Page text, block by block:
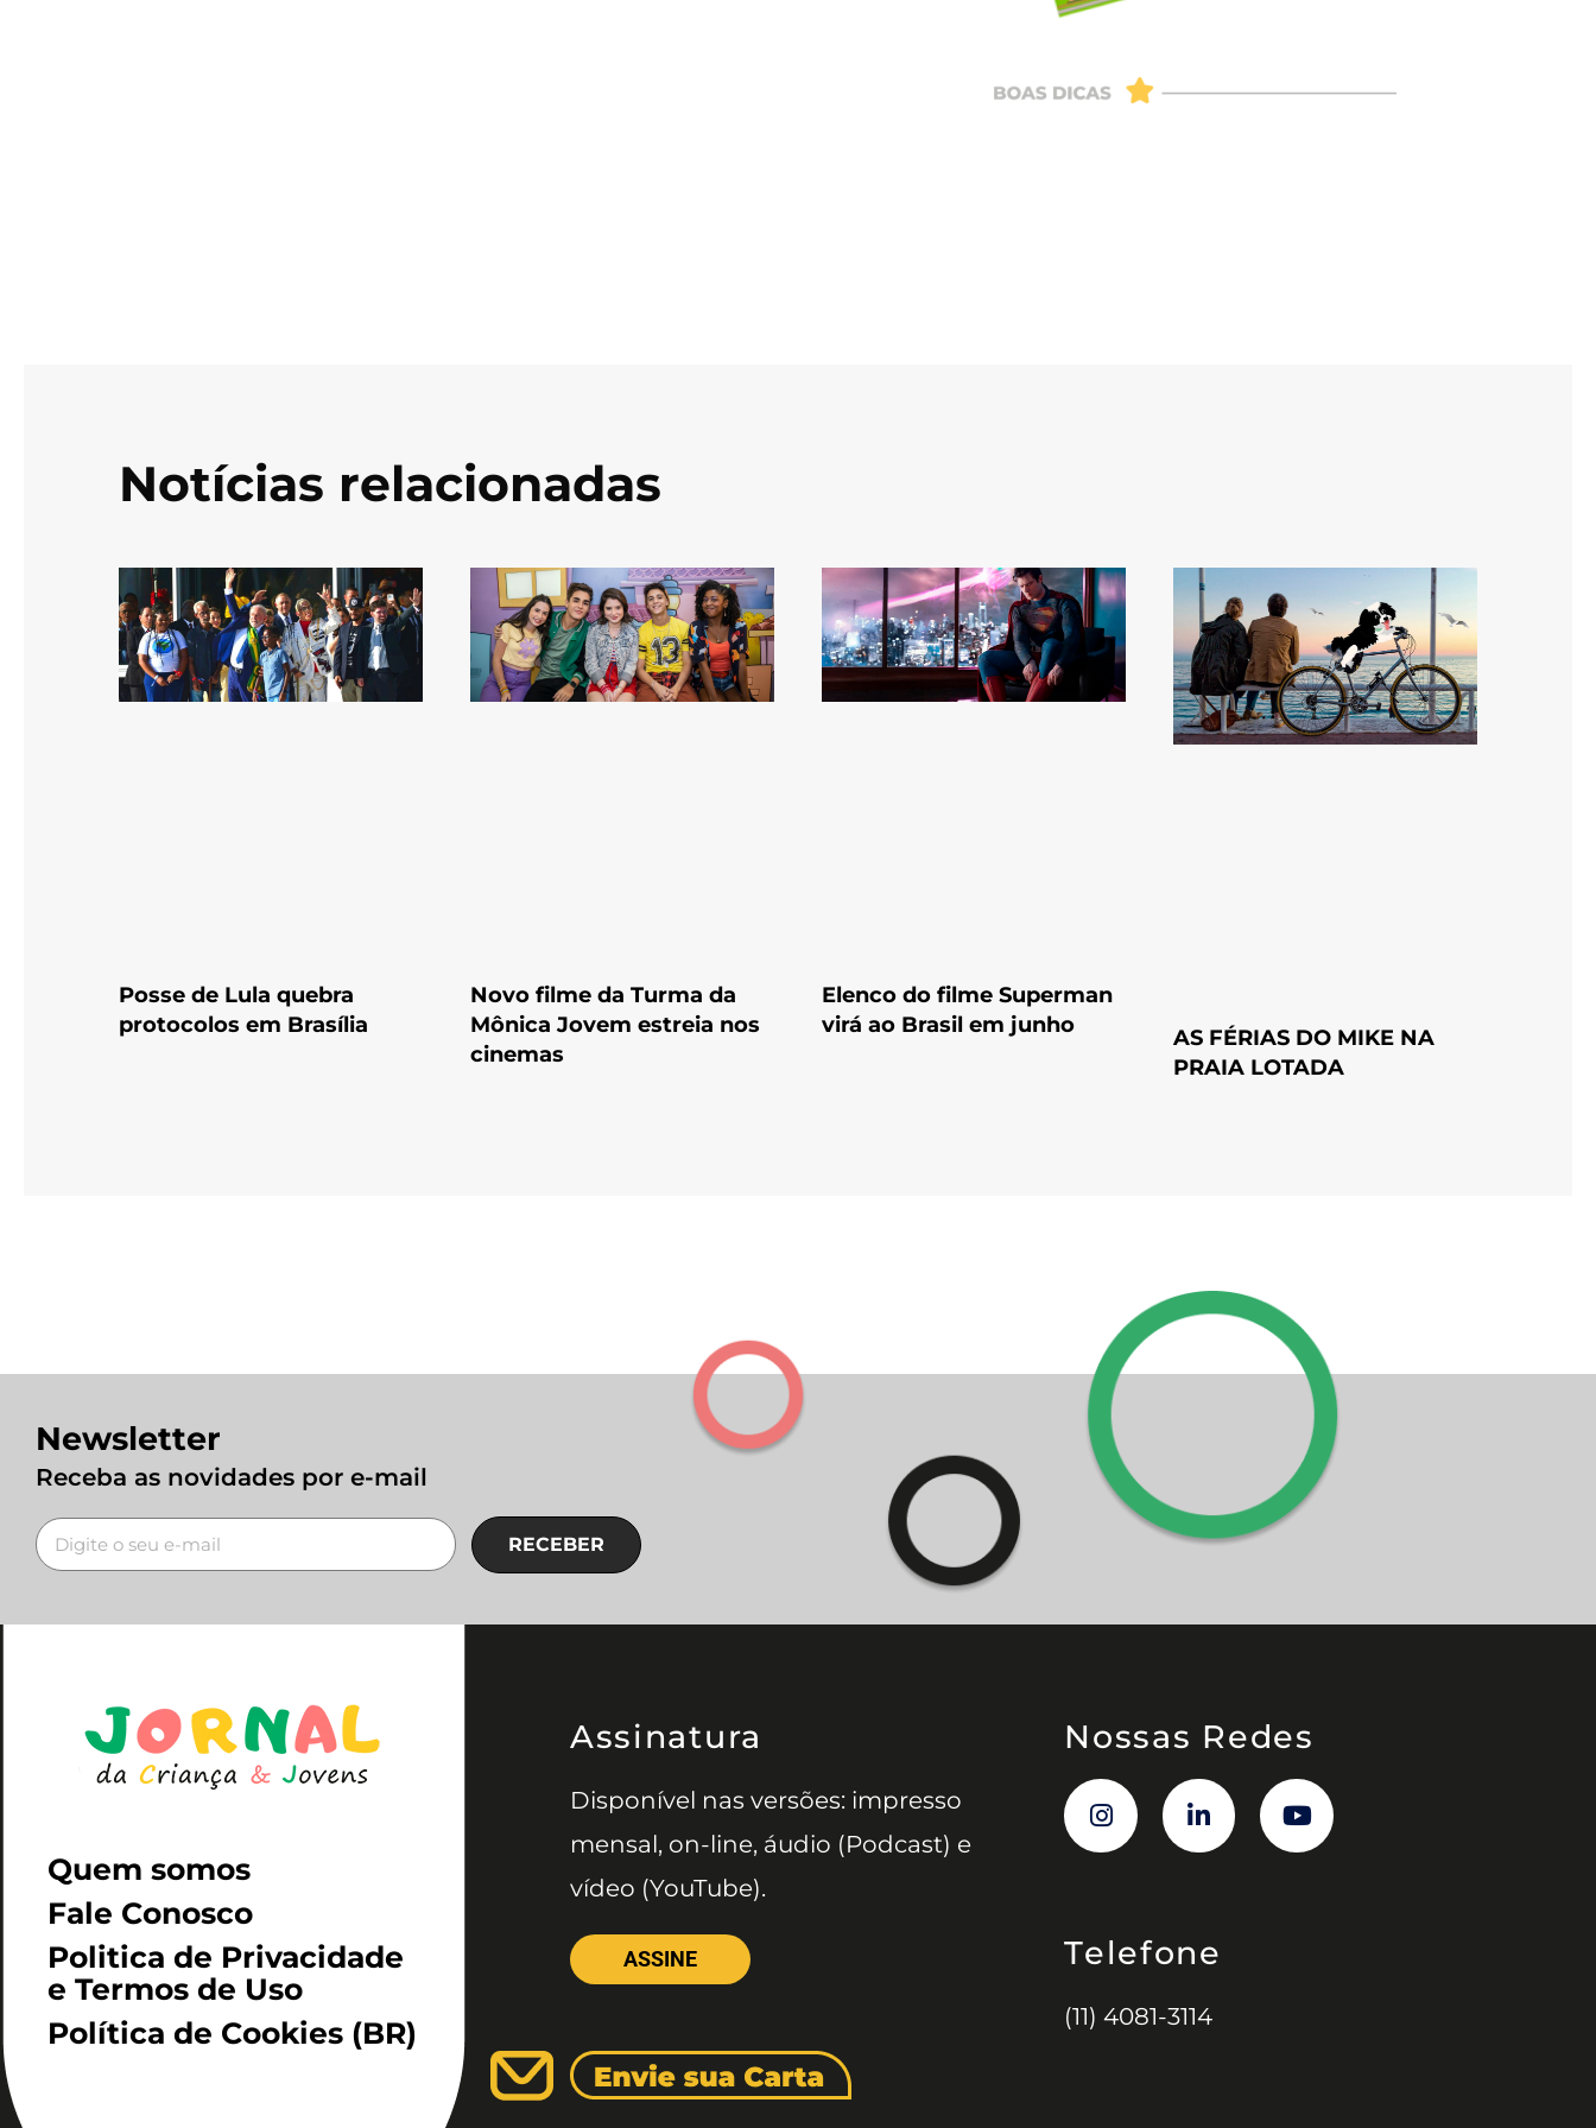
Notícias relacionadas
Posse de Lula quebra
protocolos em Brasília
Novo filme da Turma da
Mônica Jovem estreia nos
cinemas
Elenco do filme Superman
virá ao Brasil em junho
AS FÉRIAS DO MIKE NA
PRAIA LOTADA
Newsletter
Receba as novidades por e-mail
RECEBER
Quem somos
Fale Conosco
Politica de Privacidade
e Termos de Uso
Política de Cookies (BR)
Assinatura
Disponível nas versões: impresso
mensal, on-line, áudio (Podcast) e
vídeo (YouTube).
ASSINE
Nossas Redes
Telefone
(11) 4081-3114